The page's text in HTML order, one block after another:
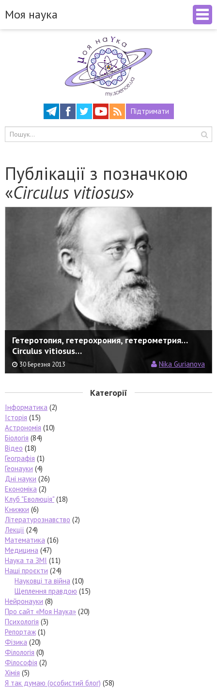
Підтримати
Моя наука
Публікації з позначкою
«Circulus vitiosus»
Гетеротопия, гетерохрония, гетерометрия…
Circulus vitiosus…
30 Березня 2013 Nika Gurianova
Категорії
Інформатика (2)
Історія (15)
Астрономія (10)
Біологія (84)
Відео (18)
Географія (1)
Геонауки (4)
Дні науки (26)
Економіка (2)
Клуб "Еволюція" (18)
Книжки (6)
Літературознавство (2)
Лекції (24)
Математика (16)
Медицина (47)
Наука та ЗМІ (11)
Наші проєкти (24)
Науковці та війна (10)
Щеплення правдою (15)
Нейронауки (8)
Про сайт «Моя Наука» (20)
Психологія (3)
Репортаж (1)
Фізика (20)
Філологія (0)
Філософія (2)
Хімія (5)
Я так думаю (особистий блог) (58)